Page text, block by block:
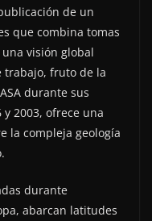
de un
que combina tomas
visión global
trabajo, fruto de la
durante sus
2003, ofrece una
la compleja geología
durante
abarcan latitudes